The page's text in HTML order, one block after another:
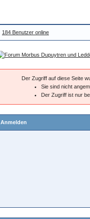
184 Benutzer online
Der Zugriff auf diese Seite
Sie sind nicht
Der Zugriff ist nur
Anmelden